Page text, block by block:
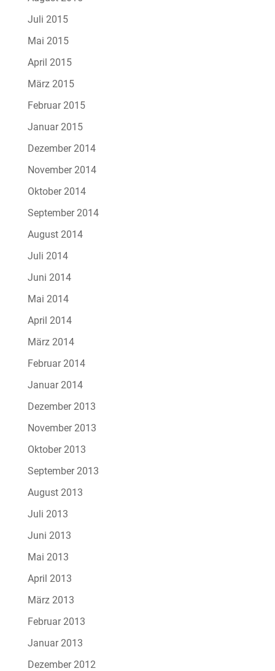
Juli 2015
Mai 2015
April 2015
März 2015
Februar 2015
Januar 2015
Dezember 2014
November 2014
Oktober 2014
September 2014
August 2014
Juli 2014
Juni 2014
Mai 2014
April 2014
März 2014
Februar 2014
Januar 2014
Dezember 2013
November 2013
Oktober 2013
September 2013
August 2013
Juli 2013
Juni 2013
Mai 2013
April 2013
März 2013
Februar 2013
Januar 2013
Dezember 2012